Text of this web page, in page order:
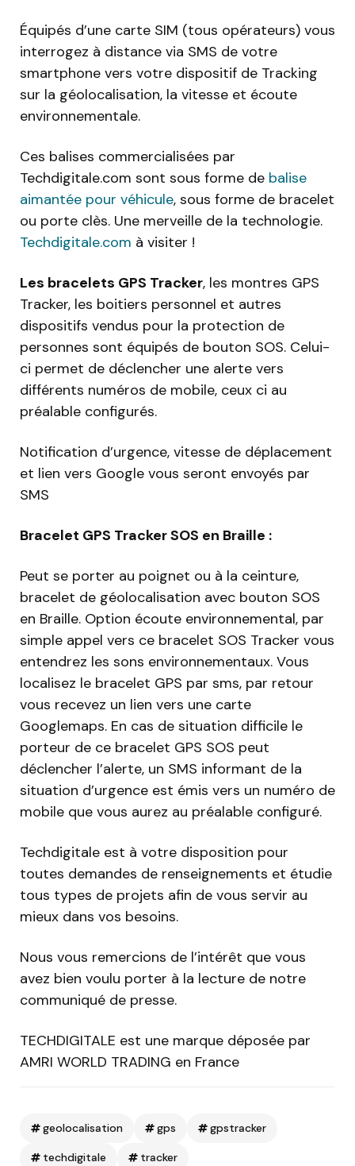
Équipés d’une carte SIM (tous opérateurs) vous
interrogez à distance via SMS de votre
smartphone vers votre dispositif de Tracking
sur la géolocalisation, la vitesse et écoute
environnementale.
Ces balises commercialisées par
Techdigitale.com sont sous forme de balise
aimantée pour véhicule, sous forme de bracelet
ou porte clès. Une merveille de la technologie.
Techdigitale.com à visiter !
Les bracelets GPS Tracker, les montres GPS
Tracker, les boitiers personnel et autres
dispositifs vendus pour la protection de
personnes sont équipés de bouton SOS. Celui-
ci permet de déclencher une alerte vers
différents numéros de mobile, ceux ci au
préalable configurés.
Notification d’urgence, vitesse de déplacement
et lien vers Google vous seront envoyés par
SMS
Bracelet GPS Tracker SOS en Braille :
Peut se porter au poignet ou à la ceinture,
bracelet de géolocalisation avec bouton SOS
en Braille. Option écoute environnemental, par
simple appel vers ce bracelet SOS Tracker vous
entendrez les sons environnementaux. Vous
localisez le bracelet GPS par sms, par retour
vous recevez un lien vers une carte
Googlemaps. En cas de situation difficile le
porteur de ce bracelet GPS SOS peut
déclencher l’alerte, un SMS informant de la
situation d’urgence est émis vers un numéro de
mobile que vous aurez au préalable configuré.
Techdigitale est à votre disposition pour
toutes demandes de renseignements et étudie
tous types de projets afin de vous servir au
mieux dans vos besoins.
Nous vous remercions de l’intérêt que vous
avez bien voulu porter à la lecture de notre
communiqué de presse.
TECHDIGITALE est une marque déposée par
AMRI WORLD TRADING en France
geolocalisation gps gpstracker
techdigitale tracker